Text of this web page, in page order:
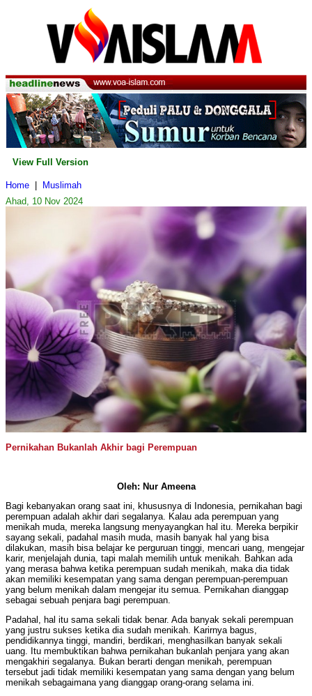
View Full Version
Home
Muslimah
Ahad, 10 Nov 2024
Pernikahan Bukanlah Akhir bagi Perempuan
Oleh: Nur Ameena
Bagi kebanyakan orang saat ini, khususnya di Indonesia, pernikahan bagi
perempuan adalah akhir dari segalanya. Kalau ada perempuan yang
menikah muda, mereka langsung menyayangkan hal itu. Mereka berpikir
sayang sekali, padahal masih muda, masih banyak hal yang bisa
dilakukan, masih bisa belajar ke perguruan tinggi, mencari uang, mengejar
karir, menjelajah dunia, tapi malah memilih untuk menikah. Bahkan ada
yang merasa bahwa ketika perempuan sudah menikah, maka dia tidak
akan memiliki kesempatan yang sama dengan perempuan-perempuan
yang belum menikah dalam mengejar itu semua. Pernikahan dianggap
sebagai sebuah penjara bagi perempuan.
Padahal, hal itu sama sekali tidak benar. Ada banyak sekali perempuan
yang justru sukses ketika dia sudah menikah. Karirnya bagus,
pendidikannya tinggi, mandiri, berdikari, menghasilkan banyak sekali
uang. Itu membuktikan bahwa pernikahan bukanlah penjara yang akan
mengakhiri segalanya. Bukan berarti dengan menikah, perempuan
tersebut jadi tidak memiliki kesempatan yang sama dengan yang belum
menikah sebagaimana yang dianggap orang-orang selama ini.